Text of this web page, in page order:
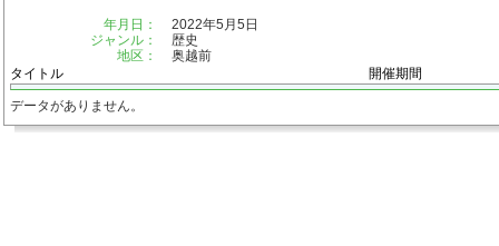
年月日：
2022年5月5日
ジャンル：
歴史
地区：
奥越前
タイトル
開催期間
データがありません。